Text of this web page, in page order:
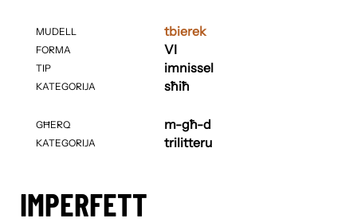
MUDELL
FORMA
TIP
KATEGORIJA
GĦERQ
KATEGORIJA
tbierek
VI
imnissel
sħiħ
m-għ-d
trilitteru
IMPERFETT